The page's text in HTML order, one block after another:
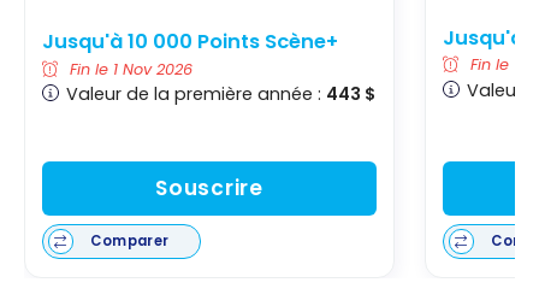
Jusqu'à 10 000 Points Scène+
Fin le 1 Nov 2026
Valeur de la première année : 443 $
Souscrire
Comparer
Jusqu'à
Fin le 1
Valeur